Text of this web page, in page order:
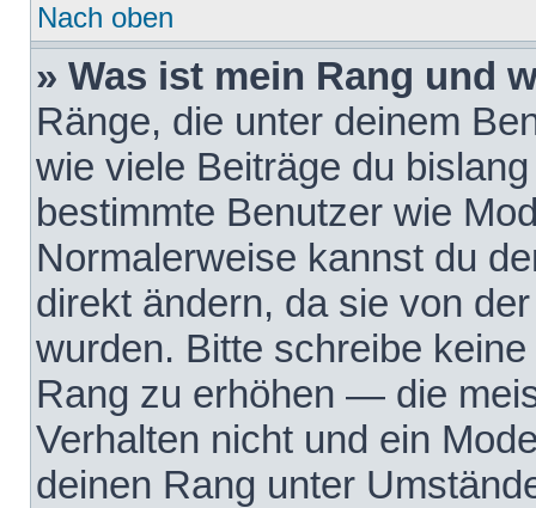
Nach oben
» Was ist mein Rang und
Ränge, die unter deinem
wie viele Beiträge du
bestimmte Benutzer wie
Normalerweise kannst du
direkt ändern, da sie von
wurden. Bitte schreibe
Rang zu erhöhen — die
Verhalten nicht und ein
deinen Rang unter